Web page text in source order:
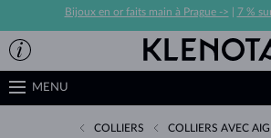
Bijoux en or faits main à Prague -> 7 %
MENU
COLLIERS COLLIERS AVEC